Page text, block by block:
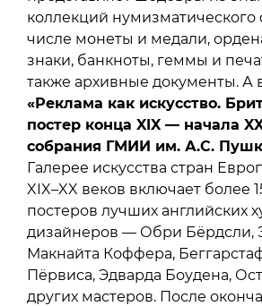
коллекций нумизматического
числе монеты и медали,
знаки, банкноты, геммы и
также архивные документы. А
«Реклама как искусство.
постер конца XIX — начала
собрания ГМИИ им. А.С.
Галерее искусства стран
XIX–XX веков включает более
постеров лучших английских
дизайнеров — Обри Бёрдсли,
Макнайта Коффера,
Пёрвиса, Эдварда Боудена,
других мастеров. После